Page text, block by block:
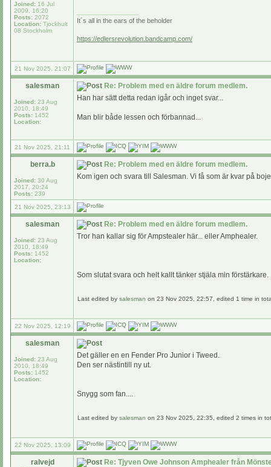
Joined: 16 Jul
2009, 16:20
Posts: 2072
Location: Tjockhult
08 Stockholm
It´s all in the ears of the beholder
https://edlersrevolution.bandcamp.com/
21 Nov 2025, 21:07
salesman
Joined: 23 Aug
2010, 18:49
Posts: 1452
Location:
Re: Problem med en äldre forum medlem.
Han har sätt detta redan igår och inget svar...
Man blir både lessen och förbannad...
21 Nov 2025, 21:11
berra.b
Joined: 30 Aug
2017, 20:24
Posts: 239
Re: Problem med en äldre forum medlem.
Kom igen och svara till Salesman. Vi få som är kvar på
21 Nov 2025, 23:13
salesman
Joined: 23 Aug
2010, 18:49
Posts: 1452
Location:
Re: Problem med en äldre forum medlem.
Tror han kallar sig för Ampstealer här... eller Amphealer.
Som slutat svara och helt kallt tänker stjäla min förstärkare.
Last edited by salesman on 23 Nov 2025, 22:57, edited 1 time in
22 Nov 2025, 12:19
salesman
Joined: 23 Aug
2010, 18:49
Posts: 1452
Location:
Det gäller en en Fender Pro Junior i Tweed.
Den ser nästintill ny ut.
Snygg som fan....
Last edited by salesman on 23 Nov 2025, 22:35, edited 2 times in
22 Nov 2025, 13:09
ralvejd
Re: Tjyven Owe Johnson Amphealer från